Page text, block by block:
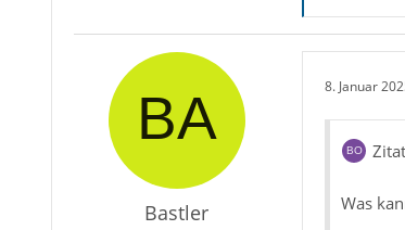
Bastler
8. Januar
Was